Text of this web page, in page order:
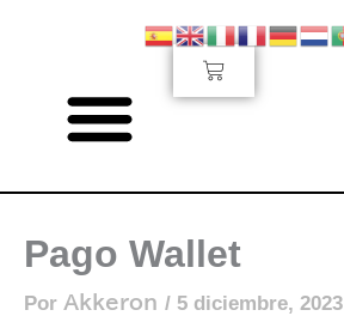
Carrito
Pago Wallet
Por Akkeron / 5 diciembre, 2023